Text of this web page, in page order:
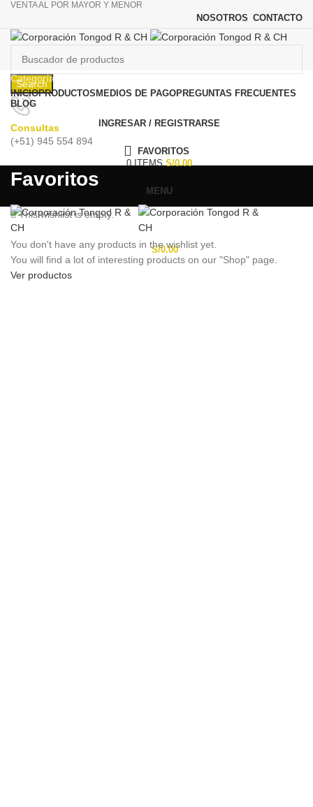
VENTA AL POR MAYOR Y MENOR
NOSOTROS CONTACTO
Search
Consultas
(+51) 945 554 894
0 ITEMS S/0.00
MENU
S/0.00
Categorías
INICIOPRODUCTOS MEDIOS DE PAGOPREGUNTAS FRECUENTES
BLOG
INGRESAR / REGISTRARSE
FAVORITOS
Favoritos
This wishlist is empty.
You don't have any products in the wishlist yet.
You will find a lot of interesting products on our "Shop" page.
Ver productos